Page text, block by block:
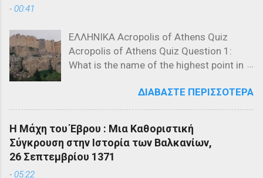
- 00:41
ΕΛΛΗΝΙΚΑ Acropolis of Athens Quiz
Acropolis of Athens Quiz Question 1:
What is the name of the highest point in
Propylaea c) The Acropolis Hill Question
2: Which of the following is NOT a
structure on the Acropolis? a) The
Parthenon b) The Propylaea c) The
Colosseum Question 3: Who designed
the Parthenon? a) Ictinus and Callicrates
ΔΙΑΒΆΣΤΕ ΠΕΡΙΣΣΌΤΕΡΑ
Η Μάχη του Έβρου : Μια Καθοριστική
Σύγκρουση στην Ιστορία των Βαλκανίων,
26 Σεπτεμβρίου 1371
- 05:22